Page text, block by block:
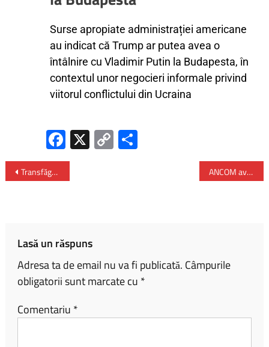
Surse apropiate administrației americane
au indicat că Trump ar putea avea o
întâlnire cu Vladimir Putin la Budapesta, în
contextul unor negocieri informale privind
viitorul conflictului din Ucraina
Fa
ce
b
X C
o
Transfăgărășanul și Transalpina au fost închise! ANCOM avertizează asupra riscului de roaming involuntar în județele de graniță
Lasă un răspuns
Adresa ta de email nu va fi publicată. Câmpurile
obligatorii sunt marcate cu *
Comentariu *